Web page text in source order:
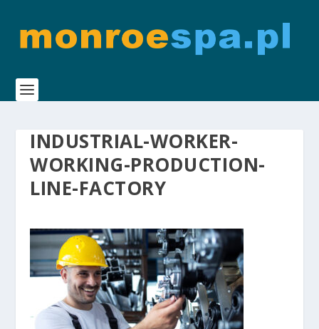
INDUSTRIAL-WORKER-
WORKING-PRODUCTION-
LINE-FACTORY